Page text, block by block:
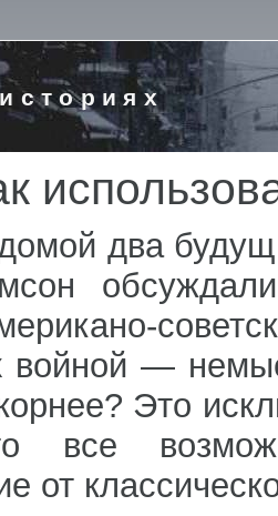
два
войной —
Это
все
от